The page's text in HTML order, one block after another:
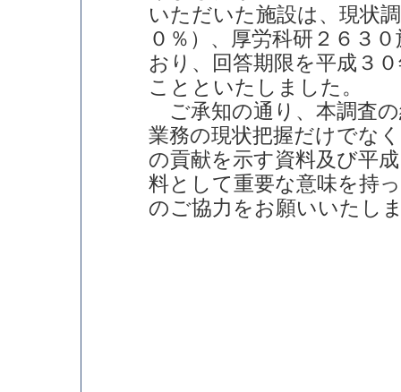
いただいた施設は、現状
０％）、厚労科研２６３
おり、回答期限を平成３
ことといたしました。
ご承知の通り、本調査
業務の現状把握だけでな
の貢献を示す資料及び平
料として重要な意味を持
のご協力をお願いいたし